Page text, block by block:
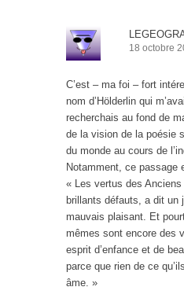
18 octobre
C’est – ma foi – fort
nom d’Hölderlin qui
recherchais au fond de
de la vision de la poésie
du monde au cours de
Notamment, ce passage
« Les vertus des
brillants défauts, a dit un
mauvais plaisant. Et
mêmes sont encore des
esprit d’enfance et de
parce que rien de ce
âme. »